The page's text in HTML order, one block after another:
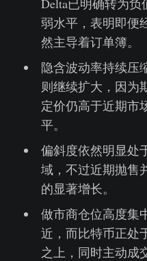
弱水平，表明即便
然主导着订单簿。
隐含波动率持续压
则继续扩大，因为
定价仍高于近期市
平。
偏斜度依然明显处
域，不过近期抛售
的显著增长。
做市商仓位高度集
近，而比特币正处
之上，同时主动成